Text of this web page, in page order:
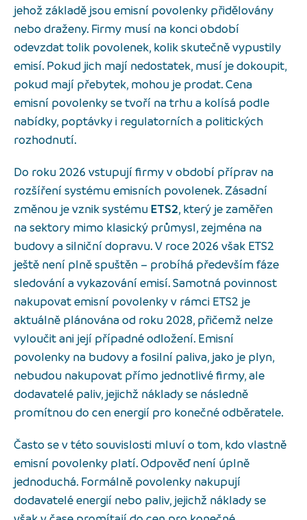
jehož základě jsou emisní povolenky přidělovány
nebo draženy. Firmy musí na konci období
odevzdat tolik povolenek, kolik skutečně vypustily
emisí. Pokud jich mají nedostatek, musí je dokoupit,
pokud mají přebytek, mohou je prodat. Cena
emisní povolenky se tvoří na trhu a kolísá podle
nabídky, poptávky i regulatorních a politických
rozhodnutí.
Do roku 2026 vstupují firmy v období příprav na
rozšíření systému emisních povolenek. Zásadní
změnou je vznik systému ETS2, který je zaměřen
na sektory mimo klasický průmysl, zejména na
budovy a silniční dopravu. V roce 2026 však ETS2
ještě není plně spuštěn – probíhá především fáze
sledování a vykazování emisí. Samotná povinnost
nakupovat emisní povolenky v rámci ETS2 je
aktuálně plánována od roku 2028, přičemž nelze
vyloučit ani její případné odložení. Emisní
povolenky na budovy a fosilní paliva, jako je plyn,
nebudou nakupovat přímo jednotlivé firmy, ale
dodavatelé paliv, jejichž náklady se následně
promítnou do cen energií pro konečné odběratele.
Často se v této souvislosti mluví o tom, kdo vlastně
emisní povolenky platí. Odpověď není úplně
jednoduchá. Formálně povolenky nakupují
dodavatelé energií nebo paliv, jejichž náklady se